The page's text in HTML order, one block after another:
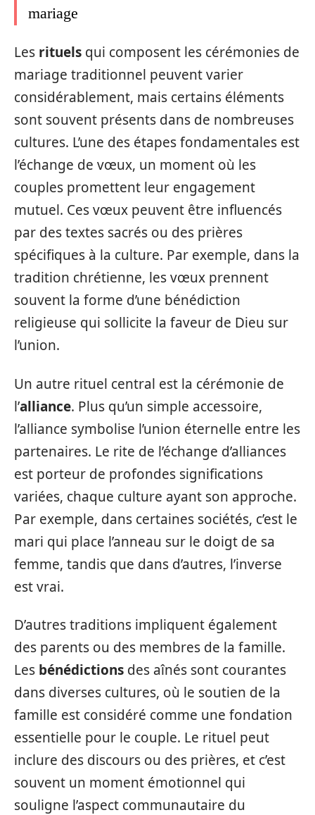
mariage
Les rituels qui composent les cérémonies de
mariage traditionnel peuvent varier
considérablement, mais certains éléments
sont souvent présents dans de nombreuses
cultures. L’une des étapes fondamentales est
l’échange de vœux, un moment où les
couples promettent leur engagement
mutuel. Ces vœux peuvent être influencés
par des textes sacrés ou des prières
spécifiques à la culture. Par exemple, dans la
tradition chrétienne, les vœux prennent
souvent la forme d’une bénédiction
religieuse qui sollicite la faveur de Dieu sur
l’union.
Un autre rituel central est la cérémonie de
l’alliance. Plus qu’un simple accessoire,
l’alliance symbolise l’union éternelle entre les
partenaires. Le rite de l’échange d’alliances
est porteur de profondes significations
variées, chaque culture ayant son approche.
Par exemple, dans certaines sociétés, c’est le
mari qui place l’anneau sur le doigt de sa
femme, tandis que dans d’autres, l’inverse
est vrai.
D’autres traditions impliquent également
des parents ou des membres de la famille.
Les bénédictions des aînés sont courantes
dans diverses cultures, où le soutien de la
famille est considéré comme une fondation
essentielle pour le couple. Le rituel peut
inclure des discours ou des prières, et c’est
souvent un moment émotionnel qui
souligne l’aspect communautaire du